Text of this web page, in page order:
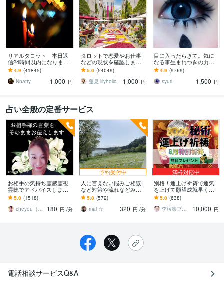
リアルタロット 本日返
信24時間以内になります
❤︎タイトルをご確認くださ
い❤︎
4.9 (41845)
Nnatty
1,000 円
タロットで恋愛やお仕事
などの現状を確認します
アドバイスもしっかりお
届けしますので安心して
ください♡
5.0 (54049)
蓮見 lilyholic
1,000 円
目に入ったらきて。気に
なる事生まれつきの力で
視ます 視ましょう恋愛や
仕事などこの先など
4.9 (9769)
syuri
1,500 円
占い全般の定番サービス
お相手の気持ち霊感霊視
霊聴でアドバイスします
相手、彼、彼女の本心を
顕在意識から潜在意識に
入り鑑定します。
5.0 (1518)
cheyou（チー）
180 円 /分
予約受付中
人に言えない悩みご相談
など対策や流れなどみま
す 仕事、人間関係などタ
ロットカードを使ってみ
ていきます♪
5.0 (572)
mai ☆
320 円 /分
満枠対応中
別格！運上げ祈祷で運気
を上げて願望成就早くし
ます 金運・復縁・仕事・
人間関係縁結び祈祷！願
望・恋愛成就祈祷！
5.0 (638)
李桜凛プロ祈祷師・霊視占い＠霊感タロット
10,000 円
電話相談サービスQ&A